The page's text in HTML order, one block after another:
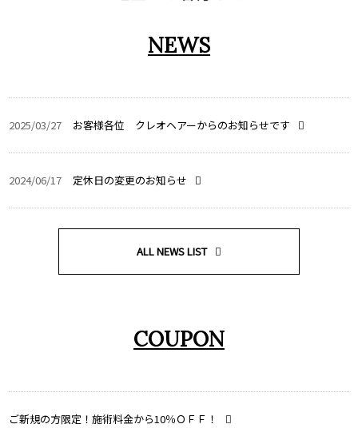
NEWS
2025/03/27 お客様各位 クレオヘアーからのお知らせです
2024/06/17 定休日の変更のお知らせ
ALL NEWS LIST
COUPON
ご新規の方限定！施術料金から10％ＯＦＦ！